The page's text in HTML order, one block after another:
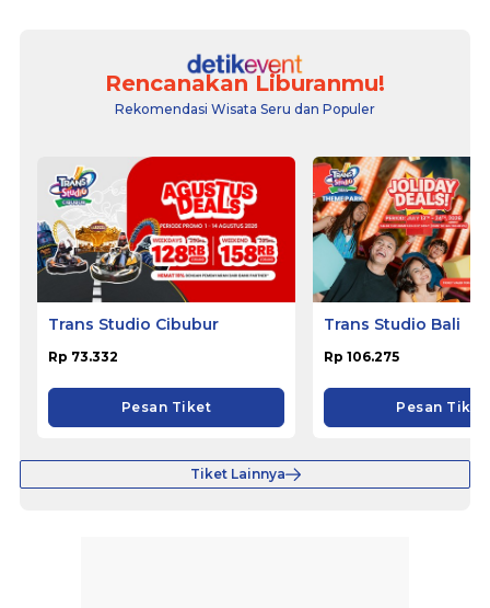
Rencanakan Liburanmu!
Rekomendasi Wisata Seru dan Populer
Trans Studio Cibubur
Rp 73.332
Pesan Tiket
Trans Studio Bali
Rp 106.275
Pesan Tiket
Tiket Lainnya